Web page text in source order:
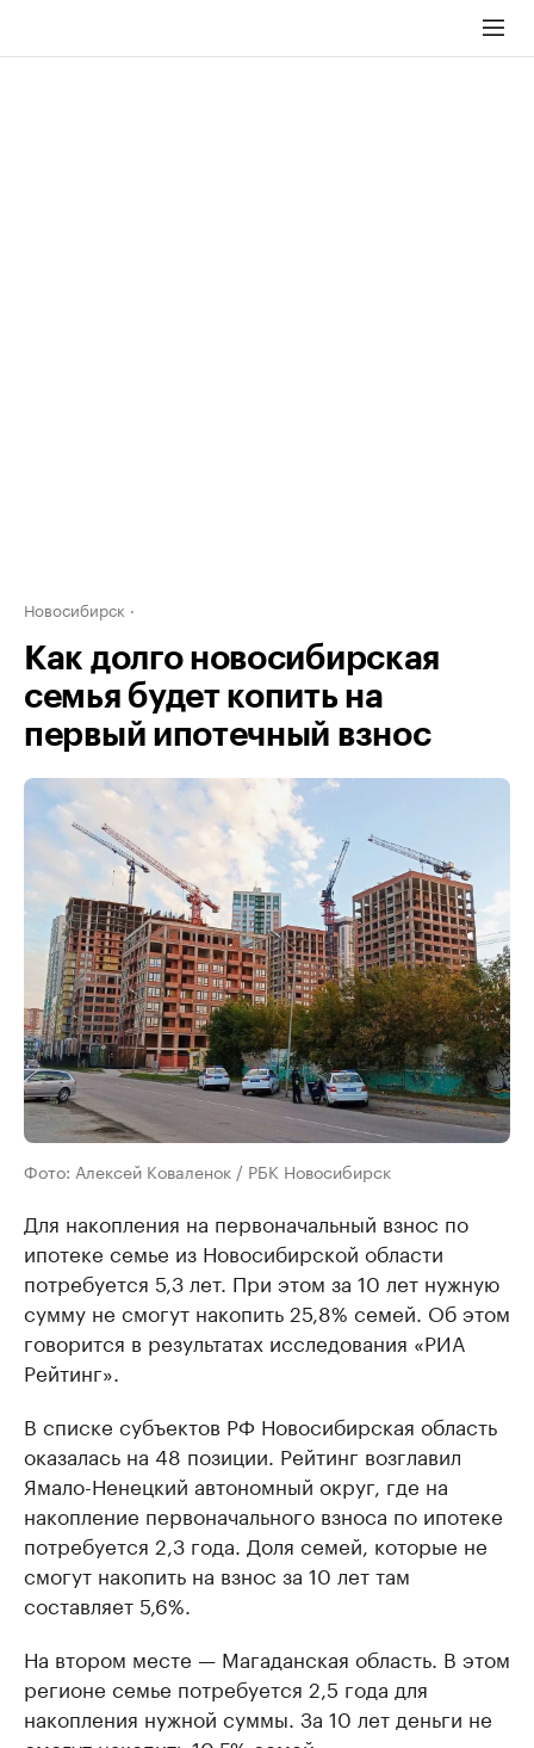
Новосибирск
Как долго новосибирская
семья будет копить на
первый ипотечный взнос
Фото: Алексей Коваленок / РБК Новосибирск
Для накопления на первоначальный взнос по
ипотеке семье из Новосибирской области
потребуется 5,3 лет. При этом за 10 лет нужную
сумму не смогут накопить 25,8% семей. Об этом
говорится в результатах исследования «РИА
Рейтинг».
В списке субъектов РФ Новосибирская область
оказалась на 48 позиции. Рейтинг возглавил
Ямало-Ненецкий автономный округ, где на
накопление первоначального взноса по ипотеке
потребуется 2,3 года. Доля семей, которые не
смогут накопить на взнос за 10 лет там
составляет 5,6%.
На втором месте — Магаданская область. В этом
регионе семье потребуется 2,5 года для
накопления нужной суммы. За 10 лет деньги не